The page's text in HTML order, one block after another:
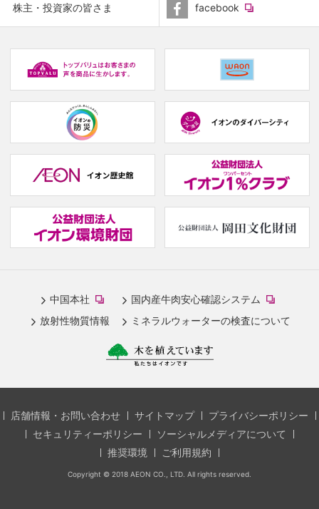
株主・投資家の皆さま facebook (new
window.)
(new
window.)
window.)
中国本社(new
window.)
国内産牛肉安心確認システム (new
放射性物質情報 ミネラルウォーターの検査について
店舗情報・お問い合わせ サイトマップ
プライバシーポリシー
セキュリティーポリシー
ソーシャルメディアについて
推奨環境
ご利用規約
Copyright © 2018 AEON CO., LTD. All rights reserved.